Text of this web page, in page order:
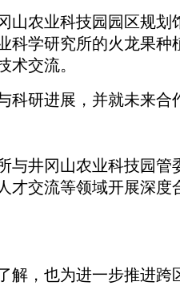
业科技园园区规划
学研究所的火龙果
术交流。
研进展，并就未来合
井冈山农业科技园管
交流等领域开展深
也为进一步推进跨